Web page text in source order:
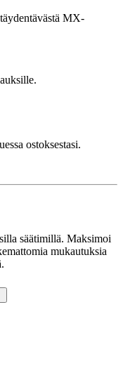
MX-
ostoksestasi.
säätimillä. Maksimoi
mukautuksia